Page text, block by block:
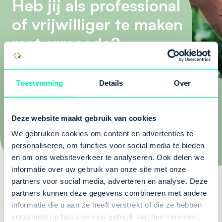
Toestemming Details Over
Deze website maakt gebruik van cookies
We gebruiken cookies om content en advertenties te
personaliseren, om functies voor social media te bieden
en om ons websiteverkeer te analyseren. Ook delen we
informatie over uw gebruik van onze site met onze
partners voor social media, adverteren en analyse. Deze
partners kunnen deze gegevens combineren met andere
informatie die u aan ze heeft verstrekt of die ze hebben
verzameld op basis van uw gebruik van hun services.
Heb jij als professional
of vrijwilliger te maken
met armoede?
Armoede heeft invloed op alle aspecten
van het leven: van gezondheid, stress,
uitsluiting en schulden tot
persoonlijke groei.
Hulp de wijk in!
Bekijk het nieuwe gratis leeraanbod van Alliantie
van Kracht, met deze lente als thema: Hup de